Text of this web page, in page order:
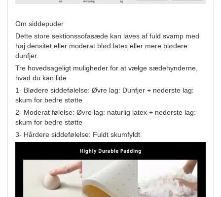
Om siddepuder
Dette store sektionssofasæde kan laves af fuld svamp med
høj densitet eller moderat blød latex eller mere blødere
dunfjer.
Tre hovedsageligt muligheder for at vælge sædehynderne,
hvad du kan lide
1- Blødere siddefølelse: Øvre lag: Dunfjer + nederste lag:
skum for bedre støtte
2- Moderat følelse: Øvre lag: naturlig latex + nederste lag:
skum for bedre støtte
3- Hårdere siddefølelse: Fuldt skumfyldt